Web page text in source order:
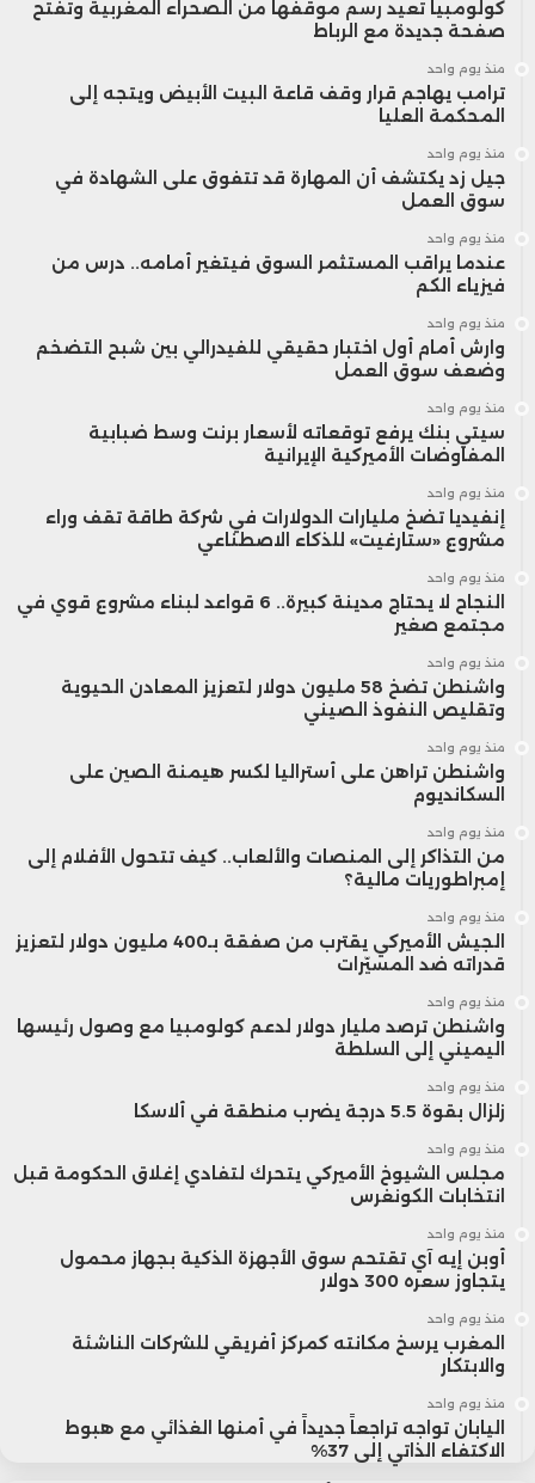
كولومبيا تعيد رسم موقفها من الصحراء المغربية وتفتح
صفحة جديدة مع الرباط
منذ يوم واحد
ترامب يهاجم قرار وقف قاعة البيت الأبيض ويتجه إلى
المحكمة العليا
منذ يوم واحد
جيل زد يكتشف أن المهارة قد تتفوق على الشهادة في
سوق العمل
منذ يوم واحد
عندما يراقب المستثمر السوق فيتغير أمامه.. درس من
فيزياء الكم
منذ يوم واحد
وارش أمام أول اختبار حقيقي للفيدرالي بين شبح التضخم
وضعف سوق العمل
منذ يوم واحد
سيتي بنك يرفع توقعاته لأسعار برنت وسط ضبابية
المفاوضات الأميركية الإيرانية
منذ يوم واحد
إنفيديا تضخ مليارات الدولارات في شركة طاقة تقف وراء
مشروع «ستارغيت» للذكاء الاصطناعي
منذ يوم واحد
النجاح لا يحتاج مدينة كبيرة.. 6 قواعد لبناء مشروع قوي في
مجتمع صغير
منذ يوم واحد
واشنطن تضخ 58 مليون دولار لتعزيز المعادن الحيوية
وتقليص النفوذ الصيني
منذ يوم واحد
واشنطن تراهن على أستراليا لكسر هيمنة الصين على
السكانديوم
منذ يوم واحد
من التذاكر إلى المنصات والألعاب.. كيف تتحول الأفلام إلى
إمبراطوريات مالية؟
منذ يوم واحد
الجيش الأميركي يقترب من صفقة بـ400 مليون دولار لتعزيز
قدراته ضد المسيّرات
منذ يوم واحد
واشنطن ترصد مليار دولار لدعم كولومبيا مع وصول رئيسها
اليميني إلى السلطة
منذ يوم واحد
زلزال بقوة 5.5 درجة يضرب منطقة في ألاسكا
منذ يوم واحد
مجلس الشيوخ الأميركي يتحرك لتفادي إغلاق الحكومة قبل
انتخابات الكونغرس
منذ يوم واحد
أوبن إيه آي تقتحم سوق الأجهزة الذكية بجهاز محمول
يتجاوز سعره 300 دولار
منذ يوم واحد
المغرب يرسخ مكانته كمركز أفريقي للشركات الناشئة
والابتكار
منذ يوم واحد
اليابان تواجه تراجعاً جديداً في أمنها الغذائي مع هبوط
الاكتفاء الذاتي إلى 37%